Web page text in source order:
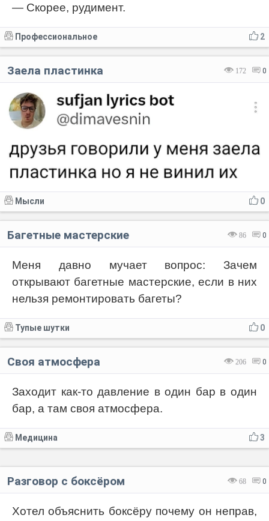
— Скорее, рудимент.
2
Профессиональное
172 0
Заела пластинка
0
Мысли
86 0
Багетные мастерские
Меня давно мучает вопрос: Зачем
открывают багетные мастерские, если в них
нельзя ремонтировать багеты?
0
Тупые шутки
206 0
Своя атмосфера
Заходит как-то давление в один бар в один
бар, а там своя атмосфера.
3
Медицина
68 0
Разговор с боксёром
Хотел объяснить боксёру почему он неправ,